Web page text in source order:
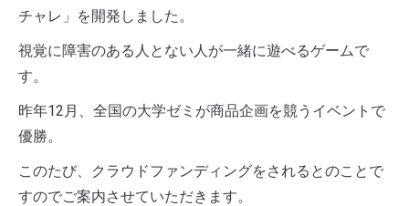
チャレ」を開発しました。
視覚に障害のある人とない人が一緒に遊べるゲームで
す。
昨年12月、全国の大学ゼミが商品企画を競うイベントで
優勝。
このたび、クラウドファンディングをされるとのことで
すのでご案内させていただきます。